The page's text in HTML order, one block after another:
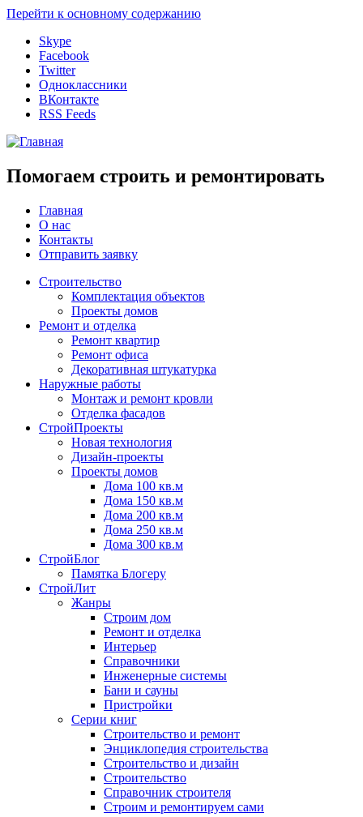
Перейти к основному содержанию
Skype
Facebook
Twitter
Одноклассники
ВКонтакте
RSS Feeds
Помогаем строить и ремонтировать
Главная
О нас
Контакты
Отправить заявку
Строительство
Комплектация объектов
Проекты домов
Ремонт и отделка
Ремонт квартир
Ремонт офиса
Декоративная штукатурка
Наружные работы
Монтаж и ремонт кровли
Отделка фасадов
СтройПроекты
Новая технология
Дизайн-проекты
Проекты домов
Дома 100 кв.м
Дома 150 кв.м
Дома 200 кв.м
Дома 250 кв.м
Дома 300 кв.м
СтройБлог
Памятка Блогеру
СтройЛит
Жанры
Строим дом
Ремонт и отделка
Интерьер
Справочники
Инженерные системы
Бани и сауны
Пристройки
Серии книг
Строительство и ремонт
Энциклопедия строительства
Строительство и дизайн
Строительство
Справочник строителя
Строим и ремонтируем сами